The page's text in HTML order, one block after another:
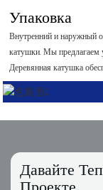
Упаковка
Внутренний и наружный
катушки. Мы предлагаем
Деревянная катушка
Давайте